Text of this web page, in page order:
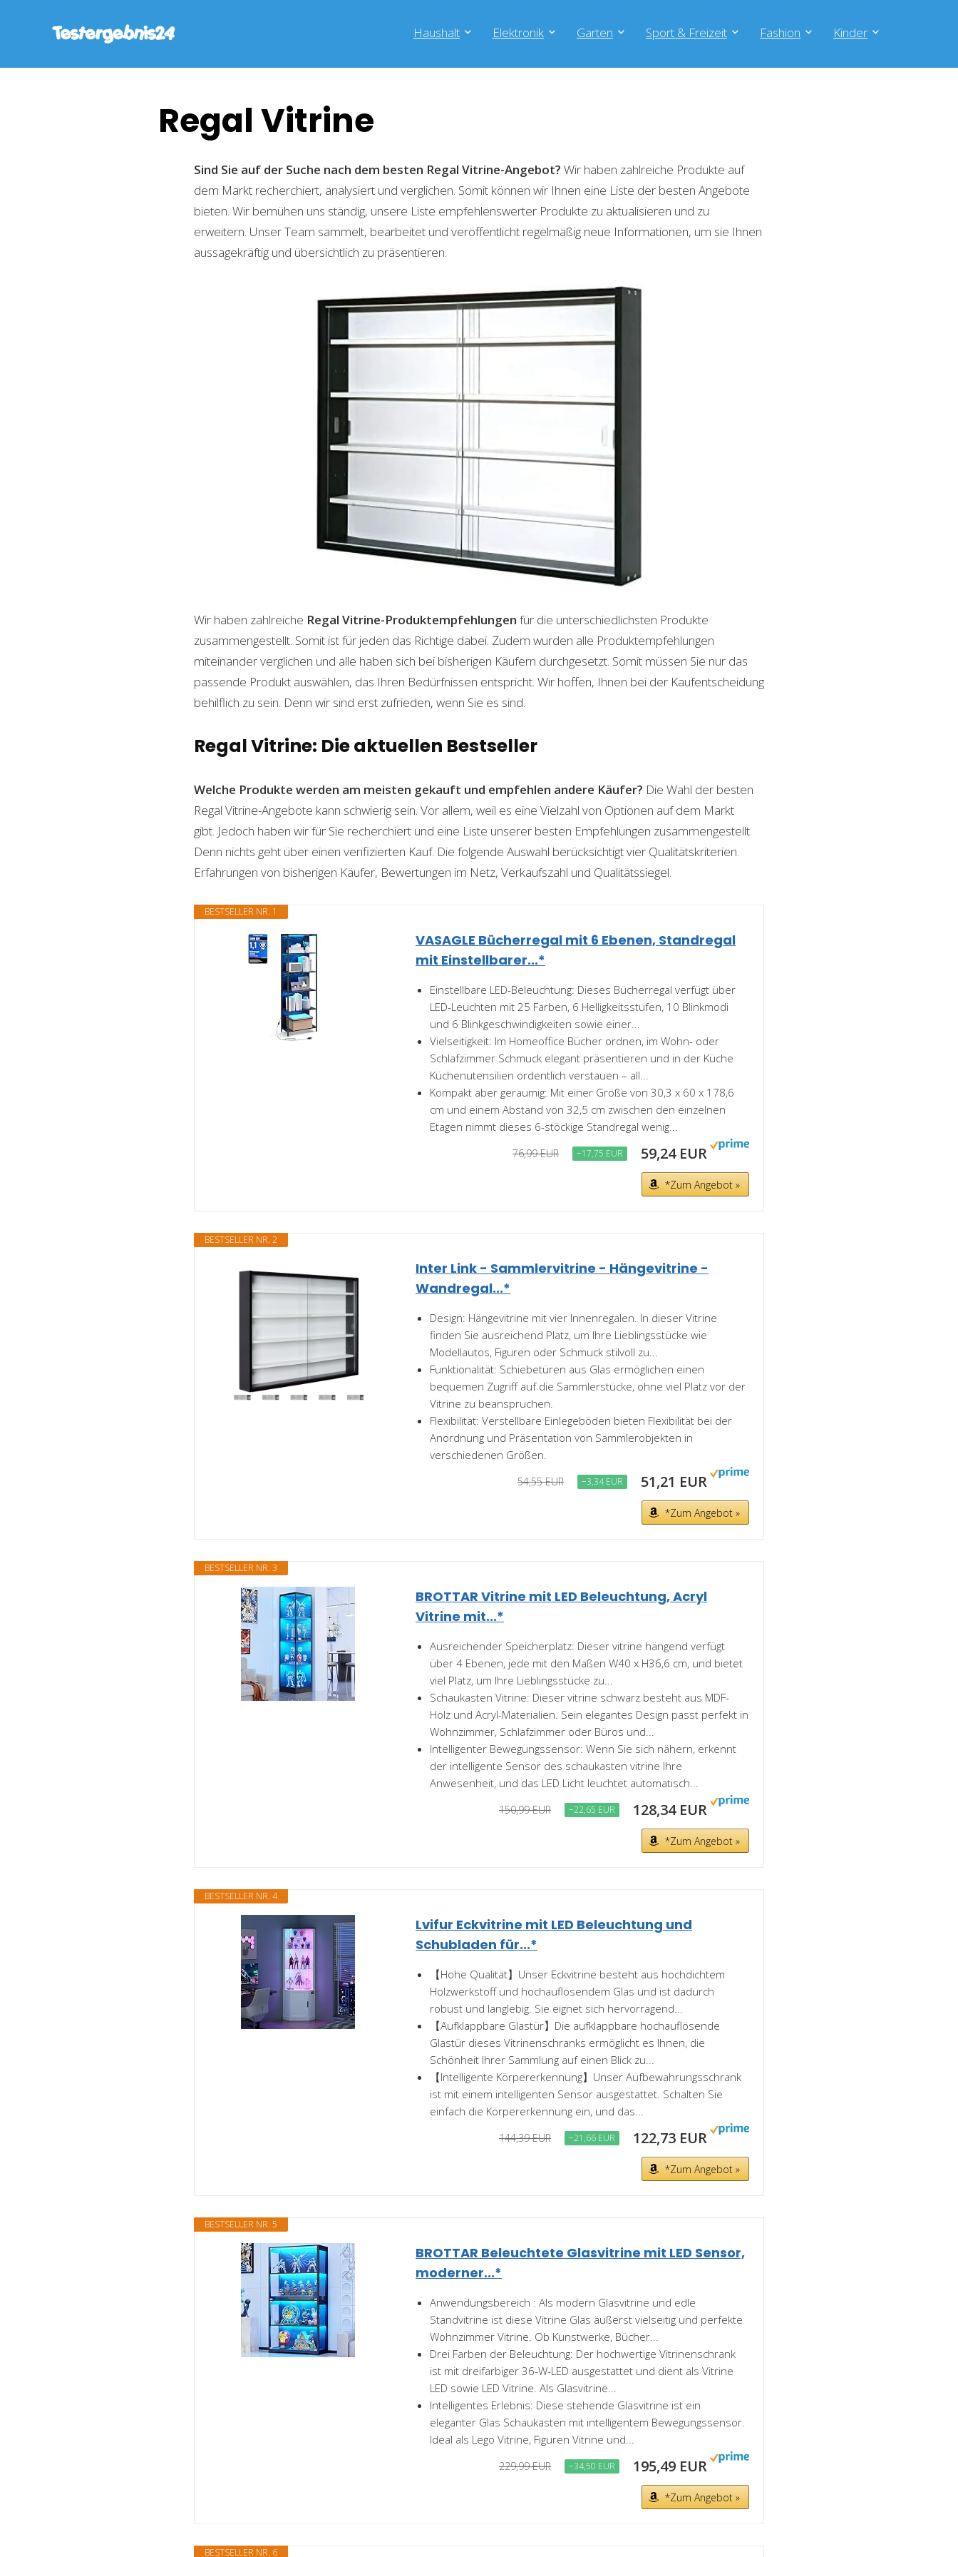
Haushalt Elektronik Garten Sport & Freizeit Fashion Kinder
Regal Vitrine
Sind Sie auf der Suche nach dem besten Regal Vitrine-Angebot? Wir haben zahlreiche Produkte auf
dem Markt recherchiert, analysiert und verglichen. Somit können wir Ihnen eine Liste der besten Angebote
bieten. Wir bemühen uns ständig, unsere Liste empfehlenswerter Produkte zu aktualisieren und zu
erweitern. Unser Team sammelt, bearbeitet und veröffentlicht regelmäßig neue Informationen, um sie Ihnen
aussagekräftig und übersichtlich zu präsentieren.
Wir haben zahlreiche Regal Vitrine-Produktempfehlungen für die unterschiedlichsten Produkte
zusammengestellt. Somit ist für jeden das Richtige dabei. Zudem wurden alle Produktempfehlungen
miteinander verglichen und alle haben sich bei bisherigen Käufern durchgesetzt. Somit müssen Sie nur das
passende Produkt auswählen, das Ihren Bedürfnissen entspricht. Wir hoffen, Ihnen bei der Kaufentscheidung
behilflich zu sein. Denn wir sind erst zufrieden, wenn Sie es sind.
Regal Vitrine: Die aktuellen Bestseller
Welche Produkte werden am meisten gekauft und empfehlen andere Käufer? Die Wahl der besten
Regal Vitrine-Angebote kann schwierig sein. Vor allem, weil es eine Vielzahl von Optionen auf dem Markt
gibt. Jedoch haben wir für Sie recherchiert und eine Liste unserer besten Empfehlungen zusammengestellt.
Denn nichts geht über einen verifizierten Kauf. Die folgende Auswahl berücksichtigt vier Qualitätskriterien.
Erfahrungen von bisherigen Käufer, Bewertungen im Netz, Verkaufszahl und Qualitätssiegel.
BESTSELLER NR. 1
VASAGLE Bücherregal mit 6 Ebenen, Standregal
mit Einstellbarer...*
Einstellbare LED-Beleuchtung: Dieses Bücherregal verfügt über
LED-Leuchten mit 25 Farben, 6 Helligkeitsstufen, 10 Blinkmodi
und 6 Blinkgeschwindigkeiten sowie einer...
Vielseitigkeit: Im Homeoffice Bücher ordnen, im Wohn- oder
Schlafzimmer Schmuck elegant präsentieren und in der Küche
Küchenutensilien ordentlich verstauen – all...
Kompakt aber geräumig: Mit einer Größe von 30,3 x 60 x 178,6
cm und einem Abstand von 32,5 cm zwischen den einzelnen
Etagen nimmt dieses 6-stöckige Standregal wenig...
76,99 EUR −17,75 EUR 59,24 EUR
*Zum Angebot »
BESTSELLER NR. 2
Inter Link - Sammlervitrine - Hängevitrine -
Wandregal...*
Design: Hängevitrine mit vier Innenregalen. In dieser Vitrine
finden Sie ausreichend Platz, um Ihre Lieblingsstücke wie
Modellautos, Figuren oder Schmuck stilvoll zu...
Funktionalität: Schiebetüren aus Glas ermöglichen einen
bequemen Zugriff auf die Sammlerstücke, ohne viel Platz vor der
Vitrine zu beanspruchen.
Flexibilität: Verstellbare Einlegeböden bieten Flexibilität bei der
Anordnung und Präsentation von Sammlerobjekten in
verschiedenen Größen.
54,55 EUR −3,34 EUR 51,21 EUR
*Zum Angebot »
BESTSELLER NR. 3
BROTTAR Vitrine mit LED Beleuchtung, Acryl
Vitrine mit...*
Ausreichender Speicherplatz: Dieser vitrine hängend verfügt
über 4 Ebenen, jede mit den Maßen W40 x H36,6 cm, und bietet
viel Platz, um Ihre Lieblingsstücke zu...
Schaukasten Vitrine: Dieser vitrine schwarz besteht aus MDF-
Holz und Acryl-Materialien. Sein elegantes Design passt perfekt in
Wohnzimmer, Schlafzimmer oder Büros und...
Intelligenter Bewegungssensor: Wenn Sie sich nähern, erkennt
der intelligente Sensor des schaukasten vitrine Ihre
Anwesenheit, und das LED Licht leuchtet automatisch...
150,99 EUR −22,65 EUR 128,34 EUR
*Zum Angebot »
BESTSELLER NR. 4
Lvifur Eckvitrine mit LED Beleuchtung und
Schubladen für...*
【Hohe Qualität】Unser Eckvitrine besteht aus hochdichtem
Holzwerkstoff und hochauflösendem Glas und ist dadurch
robust und langlebig. Sie eignet sich hervorragend...
【Aufklappbare Glastür】Die aufklappbare hochauflösende
Glastür dieses Vitrinenschranks ermöglicht es Ihnen, die
Schönheit Ihrer Sammlung auf einen Blick zu...
【Intelligente Körpererkennung】Unser Aufbewahrungsschrank
ist mit einem intelligenten Sensor ausgestattet. Schalten Sie
einfach die Körpererkennung ein, und das...
144,39 EUR −21,66 EUR 122,73 EUR
*Zum Angebot »
BESTSELLER NR. 5
BROTTAR Beleuchtete Glasvitrine mit LED Sensor,
moderner...*
Anwendungsbereich : Als modern Glasvitrine und edle
Standvitrine ist diese Vitrine Glas äußerst vielseitig und perfekte
Wohnzimmer Vitrine. Ob Kunstwerke, Bücher...
Drei Farben der Beleuchtung: Der hochwertige Vitrinenschrank
ist mit dreifarbiger 36-W-LED ausgestattet und dient als Vitrine
LED sowie LED Vitrine. Als Glasvitrine...
Intelligentes Erlebnis: Diese stehende Glasvitrine ist ein
eleganter Glas Schaukasten mit intelligentem Bewegungssensor.
Ideal als Lego Vitrine, Figuren Vitrine und...
229,99 EUR −34,50 EUR 195,49 EUR
*Zum Angebot »
BESTSELLER NR. 6